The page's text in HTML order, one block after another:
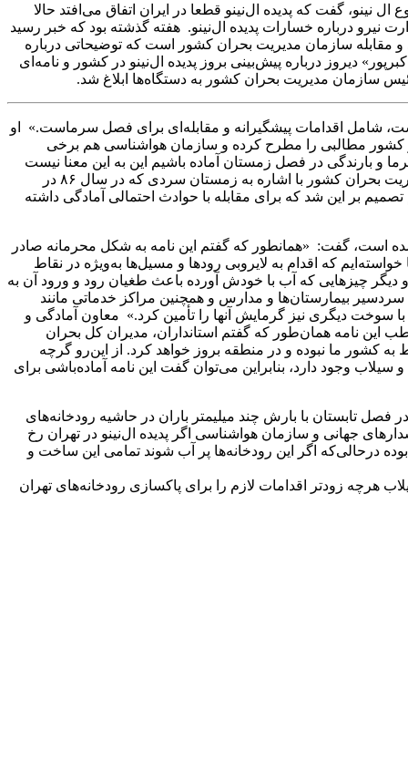
گفت که پدیده ال‌نینو قطعا در ایران اتفاق می‌افتد حالا
نیرو درباره خسارات پدیده ال‌نینو. هفته گذشته بود که خبر رسید
و مقابله سازمان مدیریت بحران کشور است که توضیحاتی درباره
«مرتضی اکبرپور» دیروز درباره پیش‌بینی بروز پدیده ال‌نینو در کشور و نامه‌ای
سازمان مدیریت بحران کشور به دستگاه‌ها ابلاغ شد.
رونوشت شده است، شامل اقدامات پیشگیرانه و مقابله‌ای برای فصل سرماست.» او
کشور مطالبی را مطرح کرده و سازمان هواشناسی هم برخی
و بارندگی در فصل زمستان آماده باشیم این به این معنا نیست
که قطعا در زمستان بحران خواهیم داشت اما باید در برابر هر نوع حادثه طبیعی آمادگی داشته باشیم.» معاون آمادگی و مقابله سازمان مدیریت بحران کشور با اشاره به زمستان سردی که در ‌سال ٨۶ در
بر این شد که برای مقابله با حوادث احتمالی آمادگی داشته
است، گفت: «همانطور که گفتم این نامه به شکل محرمانه صادر
آن ما از مدیران کل بحران و استانداری‌ها خواسته‌ایم که اقدام به لایروبی رودها و مسیل‌ها به‌ویژه در نقاط
دیگر چیزهایی که آب با خودش آورده باعث طغیان رود و ورود آن به
بیمارستان‌ها و مدارس و همچنین مراکز خدماتی مانند
سوخت دیگری نیز گرمایش آنها را تأمین کرد.» معاون آمادگی و
این نامه همان‌طور که گفتم استانداران، مدیران کل بحران
ال‌نینو مربوط به کشور ما نبوده و در منطقه بروز خواهد کرد. از این‌رو گرچه
وجود دارد، بنابراین می‌توان گفت این نامه آماده‌باشی برای
تابستان با بارش چند میلیمتر باران در حاشیه رودخانه‌های
جهانی و سازمان هواشناسی اگر پدیده ال‌نینو در تهران رخ
درحالی‌که اگر این رودخانه‌ها پر آب شوند تمامی این ساخت و
هرچه زودتر اقدامات لازم را برای پاکسازی رودخانه‌های تهران